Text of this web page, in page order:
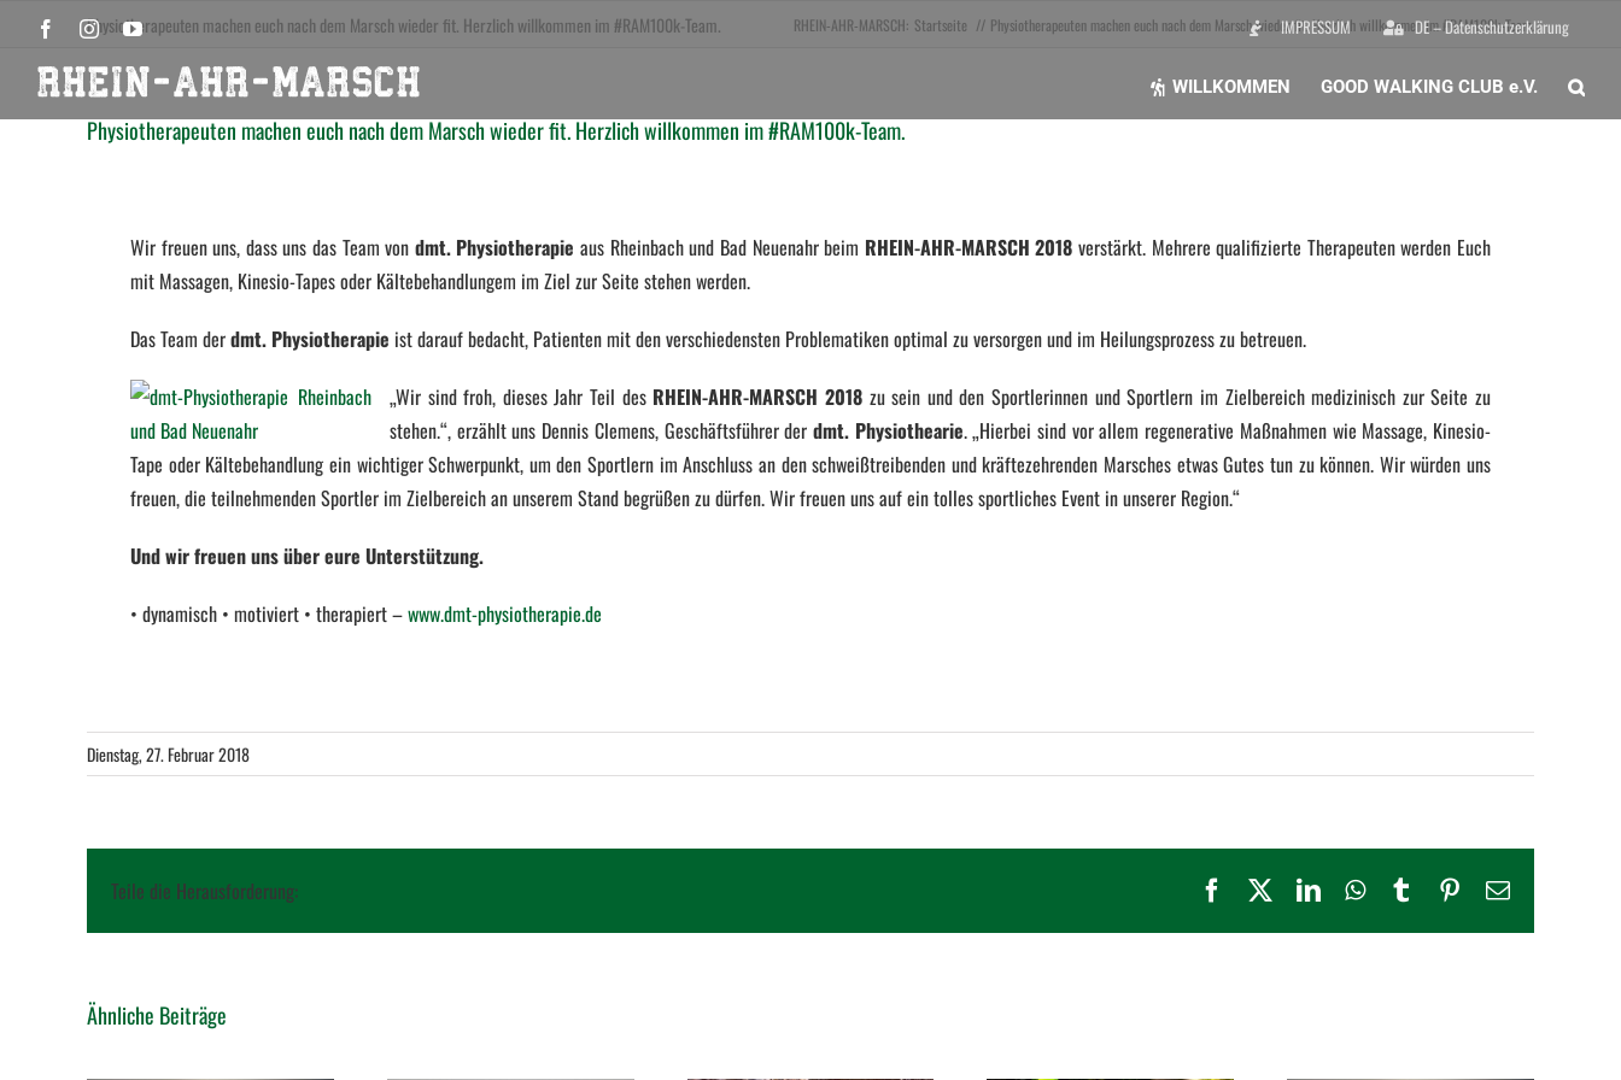
springen
FacebookInstagramYouTube IMPRESSUM DE – Datenschutzerklärung
WILLKOMMEN GOOD WALKING CLUB e.V.
Physiotherapeuten machen euch nach dem Marsch wieder fit. Herzlich willkommen im #RAM100k-Team. RHEIN-AHR-MARSCH: Startseite Physiotherapeuten machen euch nach dem Marsch wieder fit. Herzlich willkommen im #RAM100k-Team.
Physiotherapeuten machen euch nach dem Marsch wieder fit. Herzlich willkommen im #RAM100k-Team.
Wir freuen uns, dass uns das Team von dmt. Physiotherapie aus Rheinbach und Bad Neuenahr beim RHEIN-AHR-MARSCH 2018 verstärkt. Mehrere qualifizierte Therapeuten werden Euch
mit Massagen, Kinesio-Tapes oder Kältebehandlungem im Ziel zur Seite stehen werden.
Das Team derdmt. Physiotherapie ist darauf bedacht, Patienten mit den verschiedensten Problematiken optimal zu versorgen und im Heilungsprozess zu betreuen.
„Wir sind froh, dieses Jahr Teil des RHEIN-AHR-MARSCH 2018zu sein und den Sportlerinnen und Sportlern im Zielbereich medizinisch zur Seite zu
stehen.“, erzählt uns Dennis Clemens, Geschäftsführer der dmt. Physiothearie. „Hierbei sind vor allem regenerative Maßnahmen wie Massage, Kinesio-
Tape oder Kältebehandlung ein wichtiger Schwerpunkt, um den Sportlern im Anschluss an den schweißtreibenden und kräftezehrenden Marsches etwas Gutes tun zu können. Wir würden uns
freuen, die teilnehmenden Sportler im Zielbereich an unserem Stand begrüßen zu dürfen. Wir freuen uns auf ein tolles sportliches Event in unserer Region.“
Und wir freuen uns über eure Unterstützung.
• dynamisch • motiviert • therapiert –www.dmt-physiotherapie.de
Dienstag, 27. Februar 2018
Teile die Herausforderung: FacebookLinkedInWhatsApp
TumblrPinterest
E-
Ähnliche Beiträge